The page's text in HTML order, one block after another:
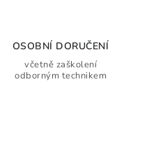
OSOBNÍ DORUČENÍ
včetně zaškolení
odborným technikem